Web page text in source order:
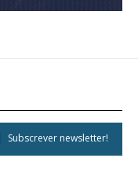
Subscrever newsletter!